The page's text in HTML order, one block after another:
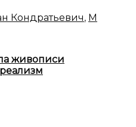
Кондратьевич, М
живописи